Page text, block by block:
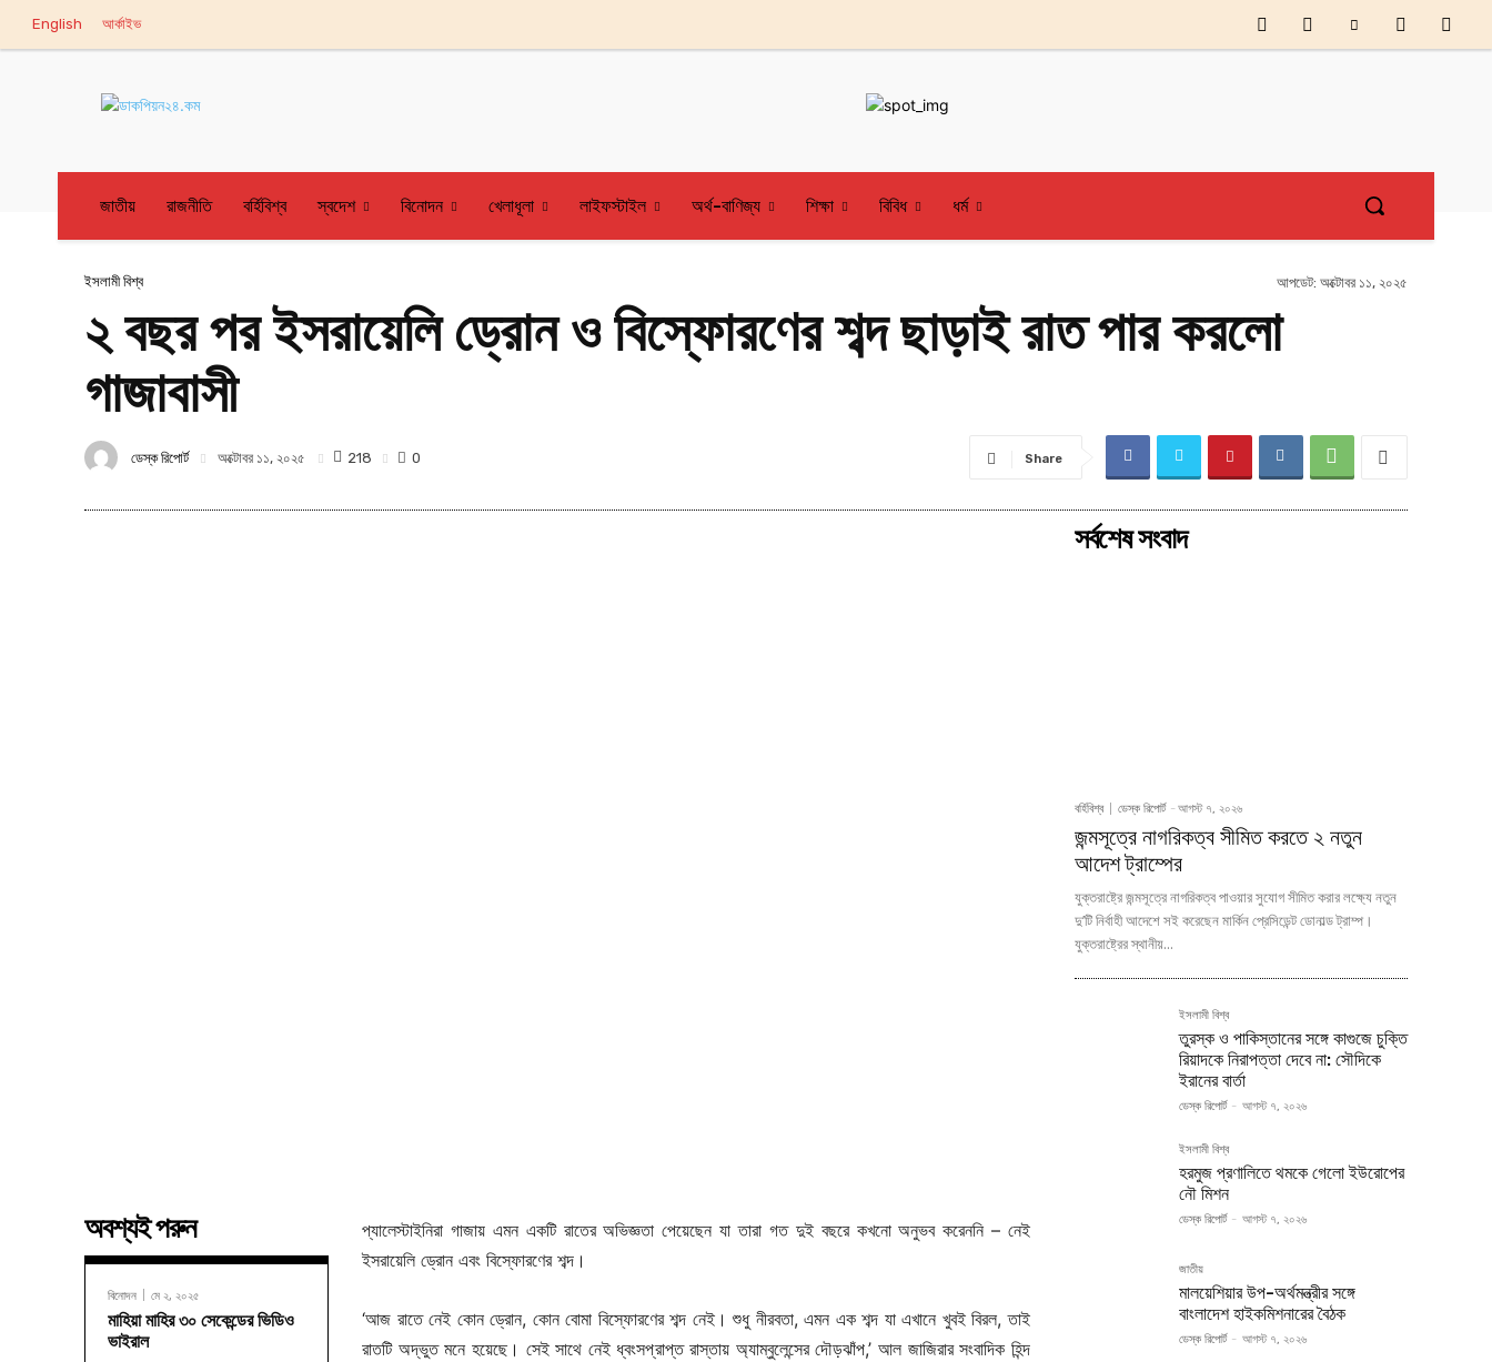
English আর্কাইভ
জাতীয় রাজনীতি বর্হিবিশ্ব স্বদেশ বিনোদন খেলাধূলা লাইফস্টাইল অর্থ-বাণিজ্য শিক্ষা বিবিধ ধর্ম
ইসলামী বিশ্ব আপডেট: অক্টোবর ১১, ২০২৫
২ বছর পর ইসরায়েলি ড্রোন ও বিস্ফোরণের শব্দ ছাড়াই রাত পার করলো
গাজাবাসী
ডেস্ক রিপোর্ট অক্টোবর ১১, ২০২৫ 218 0 Share
অবশ্যই পরুন
বিনোদন মে ২, ২০২৫
মাহিয়া মাহির ৩০ সেকেন্ডের ভিডিও
ভাইরাল
প্যালেস্টাইনিরা গাজায় এমন একটি রাতের অভিজ্ঞতা পেয়েছেন যা তারা গত দুই বছরে কখনো অনুভব করেননি – নেই
ইসরায়েলি ড্রোন এবং বিস্ফোরণের শব্দ।
‘আজ রাতে নেই কোন ড্রোন, কোন বোমা বিস্ফোরণের শব্দ নেই। শুধু নীরবতা, এমন এক শব্দ যা এখানে খুবই বিরল, তাই
রাতটি অদ্ভুত মনে হয়েছে। সেই সাথে নেই ধ্বংসপ্রাপ্ত রাস্তায় অ্যাম্বুলেন্সের দৌড়ঝাঁপ,’ আল জাজিরার সংবাদিক হিন্দ
সর্বশেষ সংবাদ
বর্হিবিশ্ব ডেস্ক রিপোর্ট - আগস্ট ৭, ২০২৬
জন্মসূত্রে নাগরিকত্ব সীমিত করতে ২ নতুন
আদেশ ট্রাম্পের
যুক্তরাষ্ট্রে জন্মসূত্রে নাগরিকত্ব পাওয়ার সুযোগ সীমিত করার লক্ষ্যে নতুন
দু’টি নির্বাহী আদেশে সই করেছেন মার্কিন প্রেসিডেন্ট ডোনাল্ড ট্রাম্প।
যুক্তরাষ্ট্রের স্থানীয়...
ইসলামী বিশ্ব
তুরস্ক ও পাকিস্তানের সঙ্গে কাগুজে চুক্তি
রিয়াদকে নিরাপত্তা দেবে না: সৌদিকে
ইরানের বার্তা
ডেস্ক রিপোর্ট - আগস্ট ৭, ২০২৬
ইসলামী বিশ্ব
হরমুজ প্রণালিতে থমকে গেলো ইউরোপের
নৌ মিশন
ডেস্ক রিপোর্ট - আগস্ট ৭, ২০২৬
জাতীয়
মালয়েশিয়ার উপ-অর্থমন্ত্রীর সঙ্গে
বাংলাদেশ হাইকমিশনারের বৈঠক
ডেস্ক রিপোর্ট - আগস্ট ৭, ২০২৬